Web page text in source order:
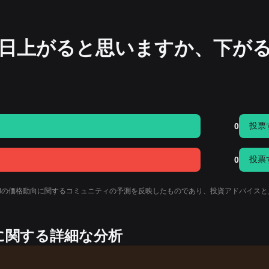
上がると思いますか、下が
0 投票
0 投票
価格動向に関するコミュニティの予測を反映したものであり、投資アドバイス
する詳細な分析